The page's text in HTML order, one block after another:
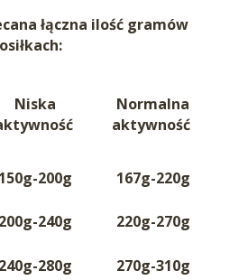
łączna ilość gramów
Niska
Normalna
aktywność
150g-200g 167g-220g
200g-240g 220g-270g
240g-280g 270g-310g